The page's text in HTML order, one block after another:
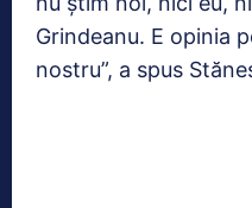
Grindeanu. E opinia
nostru”, a spus